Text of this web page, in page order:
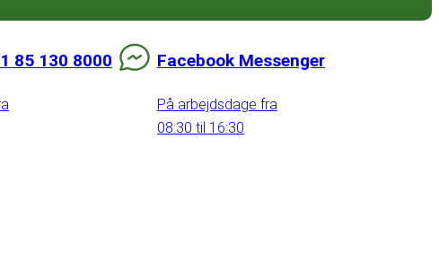
85 130 8000 Facebook Messenger
På arbejdsdage fra
08:30 til 16:30